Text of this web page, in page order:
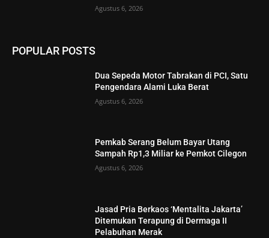
Agustus 6, 2026
POPULAR POSTS
Dua Sepeda Motor Tabrakan di PCI, Satu
Pengendara Alami Luka Berat
Agustus 6, 2026
Pemkab Serang Belum Bayar Utang
Sampah Rp1,3 Miliar ke Pemkot Cilegon
Agustus 6, 2026
Jasad Pria Berkaos ‘Mentalita Jakarta’
Ditemukan Terapung di Dermaga II
Pelabuhan Merak